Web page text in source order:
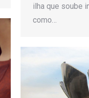
ilha que soube
como…